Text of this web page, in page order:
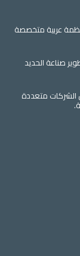
والصلب عام 1972 كأول منظمة عربية متخصصة
صناعة الحديد
الشركات متعددة